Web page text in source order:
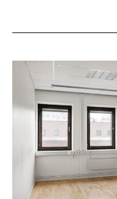
Livdjursgatan 4